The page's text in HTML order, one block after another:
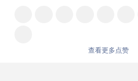
查看更多点赞